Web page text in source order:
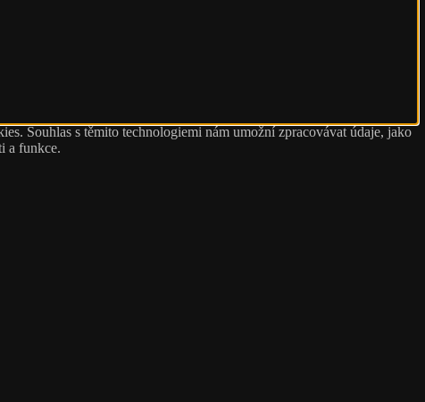
Souhlas s těmito technologiemi nám umožní zpracovávat údaje, jako
a funkce.